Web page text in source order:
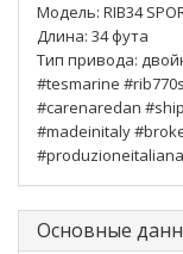
Модель: RIB34
Длина: 34 фута
Тип привода:
#tesmarine
#carenaredan
#madeinitaly
#produzioneitaliana
Основные